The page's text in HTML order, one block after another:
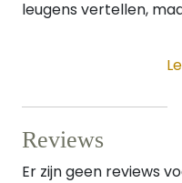
leugens vertellen,
Reviews
Er zijn geen reviews